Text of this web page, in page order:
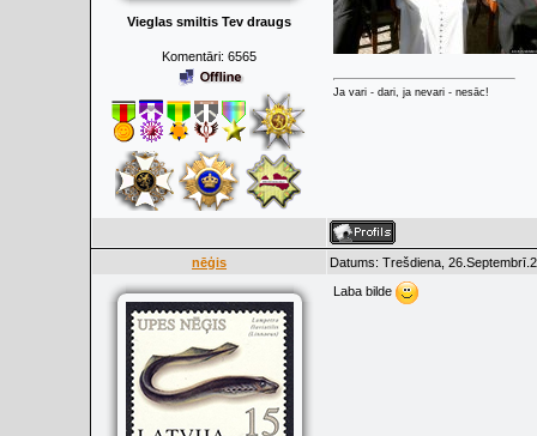
Vieglas smiltis Tev draugs
Komentāri: 6565
Ja vari - dari, ja nevari - nesāc!
nēģis Datums: Trešdiena,
Laba bilde